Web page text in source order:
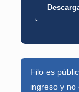
Filo es
ingreso y no